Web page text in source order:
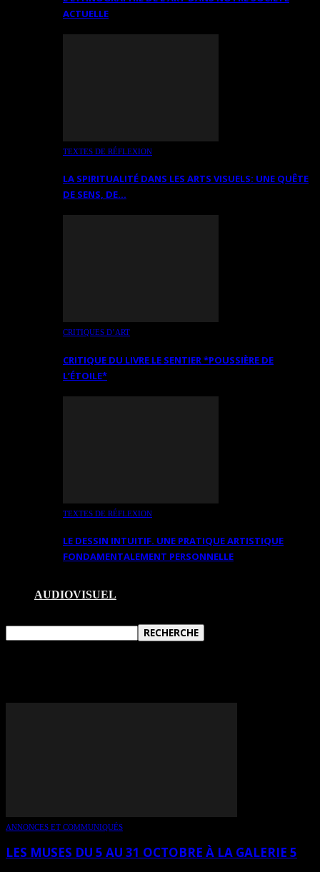
ACTUELLE
TEXTES DE RÉFLEXION
LA SPIRITUALITÉ DANS LES ARTS VISUELS: UNE QUÊTE
DE SENS, DE…
CRITIQUES D’ART
CRITIQUE DU LIVRE LE SENTIER *POUSSIÈRE DE
L’ÉTOILE*
TEXTES DE RÉFLEXION
LE DESSIN INTUITIF. UNE PRATIQUE ARTISTIQUE
FONDAMENTALEMENT PERSONNELLE
AUDIOVISUEL
ANNONCES ET COMMUNIQUÉS
LES MUSES DU 5 AU 31 OCTOBRE À LA GALERIE 5